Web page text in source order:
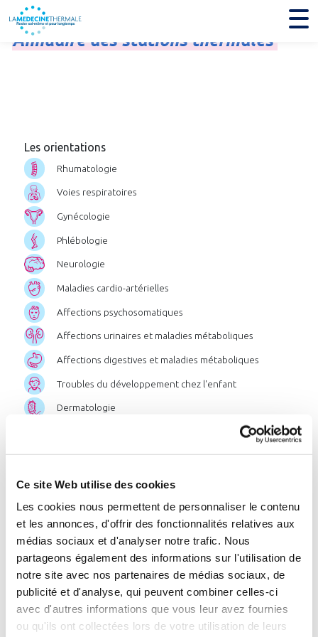
Ce site Web utilise des cookies
Les cookies nous permettent de personnaliser le contenu
et les annonces, d'offrir des fonctionnalités relatives aux
médias sociaux et d'analyser notre trafic. Nous
partageons également des informations sur l'utilisation de
notre site avec nos partenaires de médias sociaux, de
publicité et d'analyse, qui peuvent combiner celles-ci
avec d'autres informations que vous leur avez fournies
ou qu'ils ont collectées lors de votre utilisation de leurs
Annuairedesstationsthermales
Les orientations
Rhumatologie
Voies respiratoires
Gynécologie
Phlébologie
Neurologie
Maladies cardio-artérielles
Affections psychosomatiques
Affections urinaires et maladies métaboliques
Affections digestives et maladies métaboliques
Troubles du développement chez l'enfant
Dermatologie
Affections des muqueuses bucco-linguales
Post-cancer
ou par station
Listedesstations: